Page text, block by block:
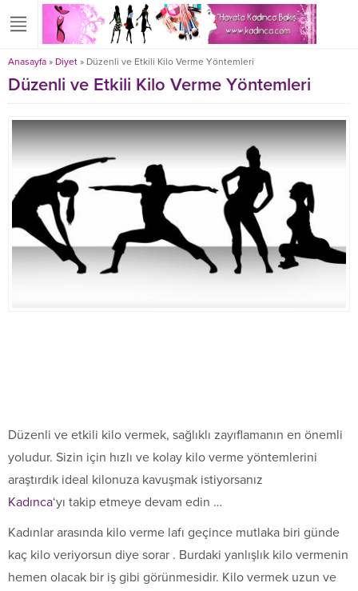
Anasayfa » Diyet » Düzenli ve Etkili Kilo Verme Yöntemleri
Düzenli ve Etkili Kilo Verme Yöntemleri
Düzenli ve etkili kilo vermek, sağlıklı zayıflamanın en önemli
yoludur. Sizin için hızlı ve kolay kilo verme yöntemlerini
araştırdık ideal kilonuza kavuşmak istiyorsanız
Kadınca‘yı takip etmeye devam edin …
Kadınlar arasında kilo verme lafı geçince mutlaka biri günde
kaç kilo veriyorsun diye sorar . Burdaki yanlışlık kilo vermenin
hemen olacak bir iş gibi görünmesidir. Kilo vermek uzun ve